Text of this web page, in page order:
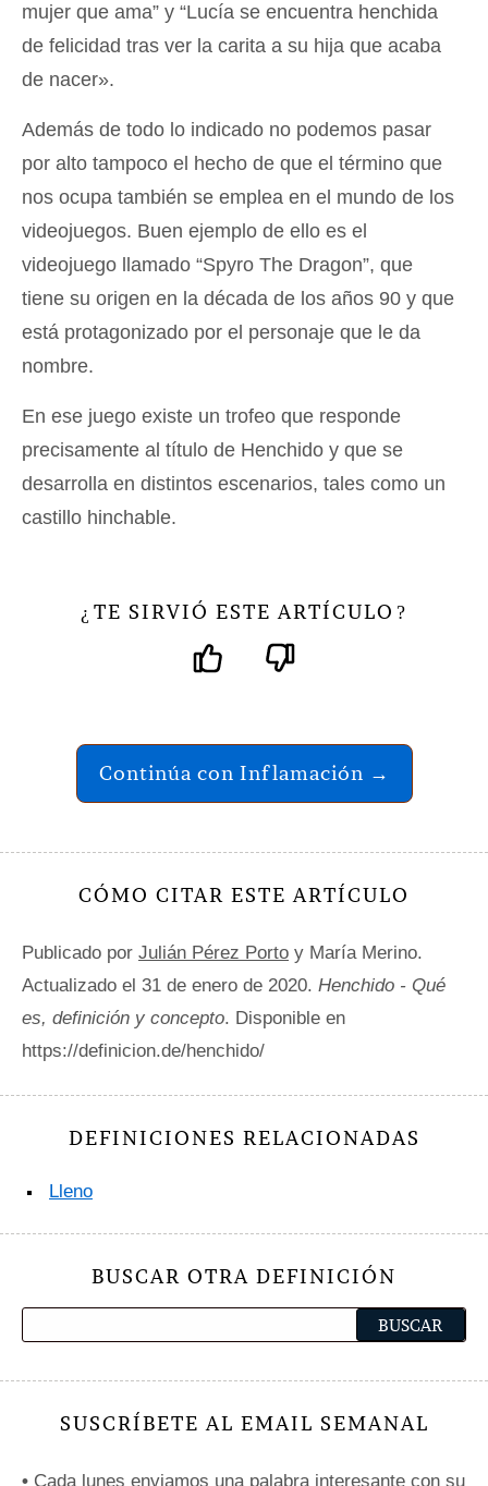
mujer que ama” y “Lucía se encuentra henchida
de felicidad tras ver la carita a su hija que acaba
de nacer».
Además de todo lo indicado no podemos pasar
por alto tampoco el hecho de que el término que
nos ocupa también se emplea en el mundo de los
videojuegos. Buen ejemplo de ello es el
videojuego llamado “Spyro The Dragon”, que
tiene su origen en la década de los años 90 y que
está protagonizado por el personaje que le da
nombre.
En ese juego existe un trofeo que responde
precisamente al título de Henchido y que se
desarrolla en distintos escenarios, tales como un
castillo hinchable.
¿ TE SIRVIÓ ESTE ARTÍCULO ?
Continúa con Inflamación →
CÓMO CITAR ESTE ARTÍCULO
Publicado por Julián Pérez Porto y María Merino.
Actualizado el 31 de enero de 2020. Henchido - Qué
es, definición y concepto. Disponible en
https://definicion.de/henchido/
DEFINICIONES RELACIONADAS
Lleno
BUSCAR OTRA DEFINICIÓN
SUSCRÍBETE AL EMAIL SEMANAL
• Cada lunes enviamos una palabra interesante con su